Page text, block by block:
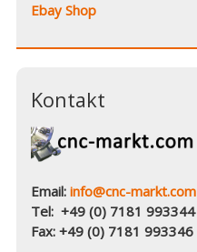
Ebay Shop
Kontakt
Email:info@cnc-markt.com
Tel: +49 (0) 7181 993344
Fax: +49 (0) 7181 993346